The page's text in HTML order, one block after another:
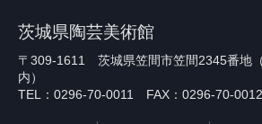
茨城県陶芸美術館
〒309-1611 茨城県笠間市笠間2345番地
内）
TEL：0296-70-0011 FAX：0296-70-0012